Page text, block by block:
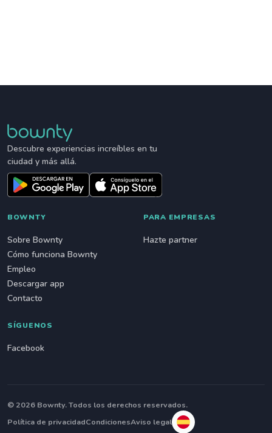
Descubre experiencias increíbles en tu
ciudad y más allá.
BOWNTY
Sobre Bownty
Cómo funciona Bownty
Empleo
Descargar app
Contacto
PARA EMPRESAS
Hazte partner
SÍGUENOS
Facebook
© 2026 Bownty. Todos los derechos reservados.
Política de privacidadCondicionesAviso legal